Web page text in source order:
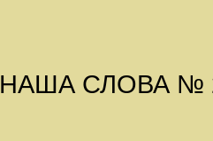
НАША СЛОВА №